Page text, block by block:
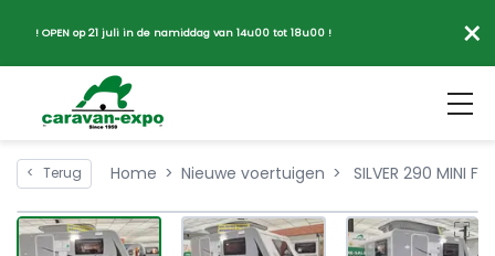
! OPEN op 21 juli in de namiddag van 14u00 tot 18u00 ! ×
< Terug Home Nieuwe voertuigen SILVER 290 MINI